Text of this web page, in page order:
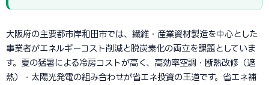
大阪府の主要都市岸和田市では、繊維・産業資材製造を中心とした
事業者がエネルギーコスト削減と脱炭素化の両立を課題としていま
す。夏の猛暑による冷房コストが高く、高効率空調・断熱改修（遮
熱）・太陽光発電の組み合わせが省エネ投資の王道です。省エネ補